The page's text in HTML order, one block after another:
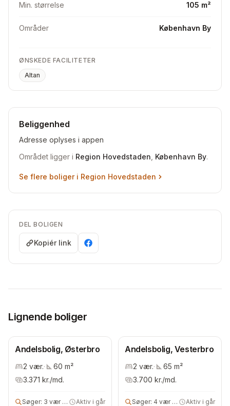
Min. størrelse 105 m²
Områder København By
ØNSKEDE FACILITETER
Altan
Beliggenhed
Adresse oplyses i appen
Området ligger i Region Hovedstaden København By.
Se flere boliger i Region Hovedstaden
DEL BOLIGEN
Kopiér link
Lignende boliger
Andelsbolig, Østerbro
2 vær.· 60 m²
3.371 kr./md.
Søger: 3 vær andelsbolig Aktiv i går
Andelsbolig, Vesterbro
2 vær.· 65 m²
3.700 kr./md.
Søger: 4 vær bolig Aktiv i går